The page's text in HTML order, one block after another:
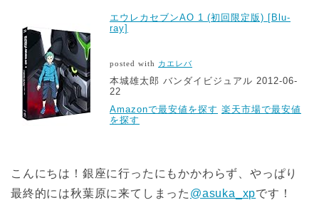
エウレカセブンAO 1 (初回限定版) [Blu-
ray]
posted with カエレバ
本城雄太郎 バンダイビジュアル 2012-06-
22
Amazonで最安値を探す 楽天市場で最安値
を探す
こんにちは！銀座に行ったにもかかわらず、やっぱり
最終的には秋葉原に来てしまった @asuka_xpです！